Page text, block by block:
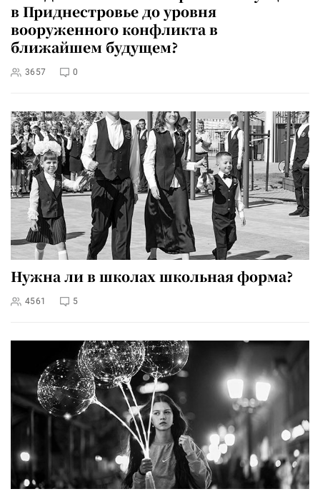
в Приднестровье до уровня
вооруженного конфликта в
ближайшем будущем?
3657 0
Нужна ли в школах школьная форма?
4561 5